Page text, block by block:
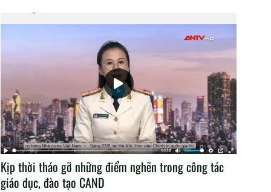
Kịp thời tháo gỡ những điểm nghẽn trong công tác
giáo dục, đào tạo CAND